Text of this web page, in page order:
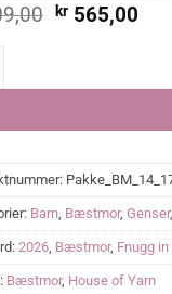
Opprinnelig
kr565,00
genser quantity
Barn Bæstmor, Genser,
2026 Bæstmor, Fnugg
Bæstmor, House of Yarn